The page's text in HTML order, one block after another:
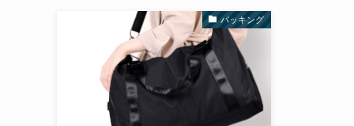
パッキング